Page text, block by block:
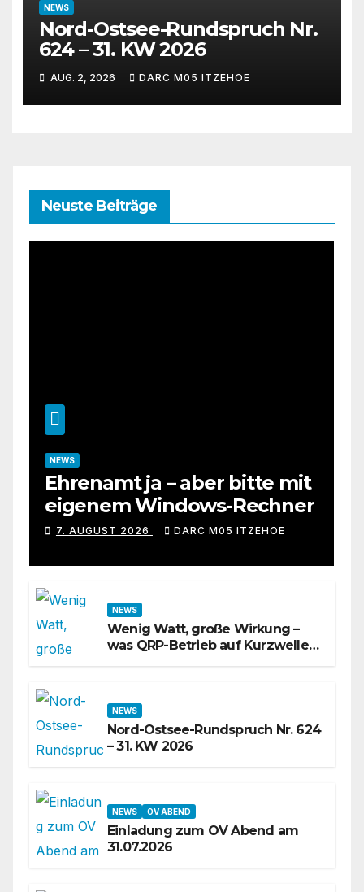
NEWS
Nord-Ostsee-Rundspruch Nr.
624 – 31. KW 2026
AUG. 2, 2026 DARC M05 ITZEHOE
Neuste Beiträge
NEWS
Ehrenamt ja – aber bitte mit
eigenem Windows-Rechner
7. AUGUST 2026 DARC M05 ITZEHOE
NEWS
Wenig Watt, große Wirkung –
was QRP-Betrieb auf Kurzwelle
NEWS
Nord-Ostsee-Rundspruch Nr. 624
– 31. KW 2026
NEWS OV ABEND
Einladung zum OV Abend am
31.07.2026